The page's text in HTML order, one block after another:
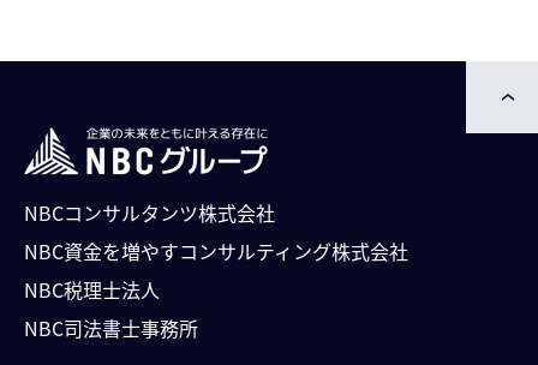
NBCコンサルタンツ株式会社
NBC資⾦を増やすコンサルティング株式会社
NBC税理士法人
NBC司法書⼠事務所